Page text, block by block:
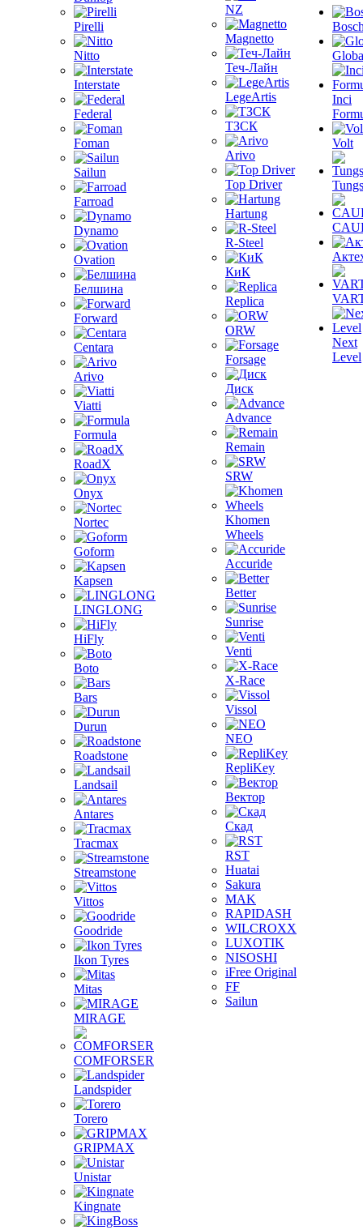
Pirelli
Nitto
Interstate
Federal
Foman
Sailun
Farroad
Dynamo
Ovation
Белшина
Forward
Centara
Arivo
Viatti
Formula
RoadX
Onyx
Nortec
Goform
Kapsen
LINGLONG
HiFly
Boto
Bars
Durun
Roadstone
Landsail
Antares
Tracmax
Streamstone
Vittos
Goodride
Ikon Tyres
Mitas
MIRAGE
COMFORSER
Landspider
Torero
GRIPMAX
Unistar
Kingnate
NZ
Magnetto
Теч-Лайн
LegeArtis
ТЗСК
Arivo
Top Driver
Hartung
R-Steel
КиК
Replica
ORW
Forsage
Диск
Advance
Remain
SRW
Khomen
Wheels
Accuride
Better
Sunrise
Venti
X-Race
Vissol
NEO
RepliKey
Вектор
Скад
RST
Huatai
Sakura
MAK
RAPIDASH
WILCROXX
LUXOTIK
NISOSHI
iFree Original
FF
Sailun
Inci
Volt
Next
Level